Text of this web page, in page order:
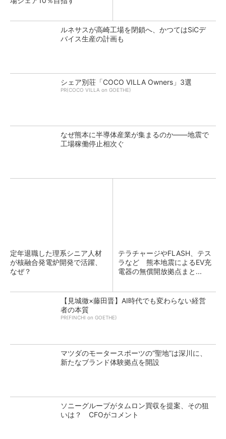
ルネサスが高崎工場を閉鎖へ、かつてはSiCデ
バイス生産の計画も
シェア別荘「COCO VILLA Owners」3選
PR(COCO VILLA on GOETHE)
なぜ熊本に半導体産業が集まるのか――地震で
工場稼働停止相次ぐ
定年退職した理系シニア人材
が核融合発電炉開発で活躍、
なぜ？
テラチャージやFLASH、テス
ラなど 熊本地震によるEV充
電器の無償開放拠点まと...
【見城徹×藤田晋】AI時代でも変わらない経営
者の本質
PR(FINCHI on GOETHE)
マツダのモータースポーツの“聖地”は深川に、
新たなブランド体験拠点を開設
ソニーグループがタムロン買収を提案、その狙
いは？ CFOがコメント